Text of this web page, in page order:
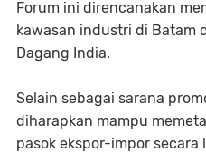
Forum ini direncanakan
kawasan industri di Batam
Dagang India.
Selain sebagai sarana
diharapkan mampu
pasok ekspor-impor secara